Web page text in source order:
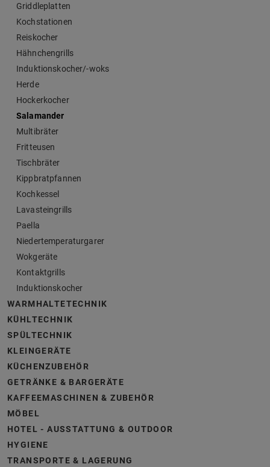
Griddleplatten
Kochstationen
Reiskocher
Hähnchengrills
Induktionskocher/-woks
Herde
Hockerkocher
Salamander
Multibräter
Fritteusen
Tischbräter
Kippbratpfannen
Kochkessel
Lavasteingrills
Paella
Niedertemperaturgarer
Wokgeräte
Kontaktgrills
Induktionskocher
WARMHALTETECHNIK
KÜHLTECHNIK
SPÜLTECHNIK
KLEINGERÄTE
KÜCHENZUBEHÖR
GETRÄNKE & BARGERÄTE
KAFFEEMASCHINEN & ZUBEHÖR
MÖBEL
HOTEL - AUSSTATTUNG & OUTDOOR
HYGIENE
TRANSPORTE & LAGERUNG